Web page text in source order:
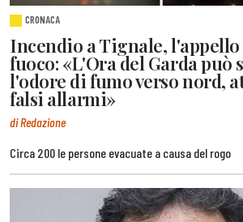
CRONACA
Incendio a Tignale,
fuoco: «L'Ora del Garda può
l'odore di fumo verso nord,
falsi allarmi»
di Redazione
Circa 200 le persone evacuate a causa del rogo